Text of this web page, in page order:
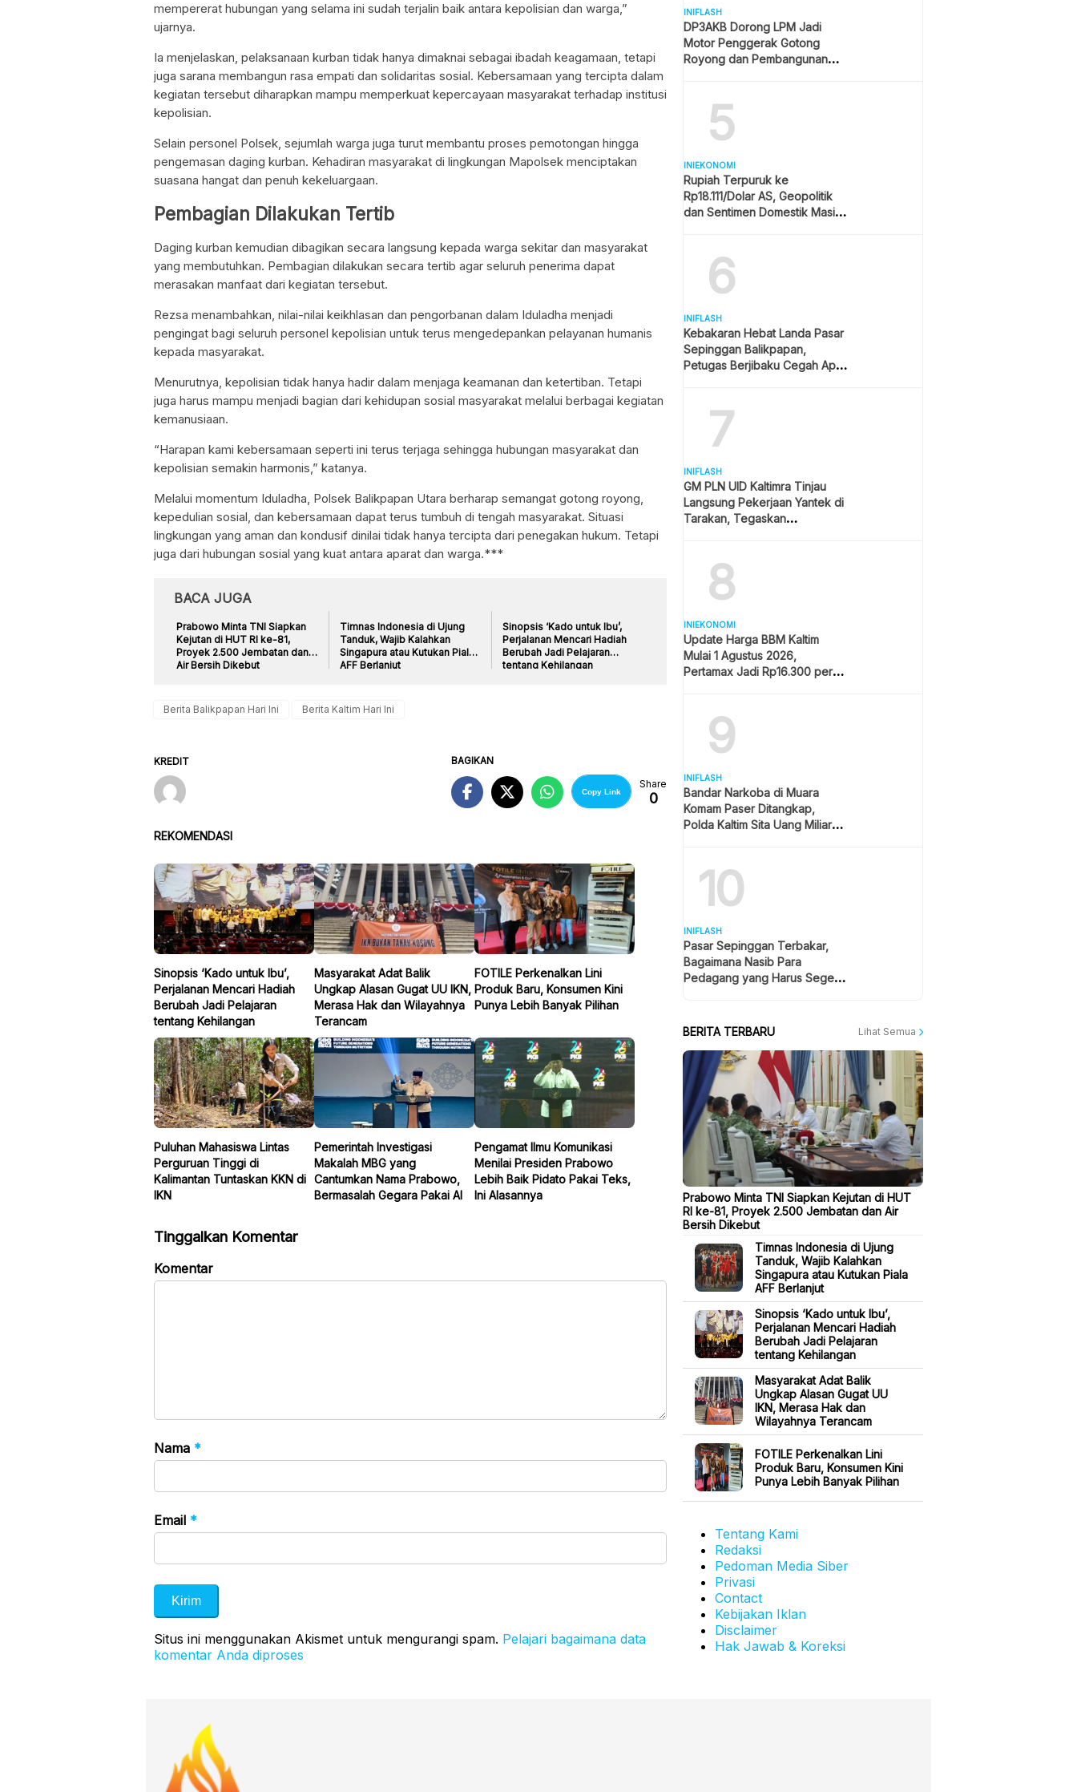
mempererat hubungan yang selama ini sudah terjalin baik antara kepolisian dan warga,”
ujarnya.
Ia menjelaskan, pelaksanaan kurban tidak hanya dimaknai sebagai ibadah keagamaan, tetapi
juga sarana membangun rasa empati dan solidaritas sosial. Kebersamaan yang tercipta dalam
kegiatan tersebut diharapkan mampu memperkuat kepercayaan masyarakat terhadap institusi
kepolisian.
Selain personel Polsek, sejumlah warga juga turut membantu proses pemotongan hingga
pengemasan daging kurban. Kehadiran masyarakat di lingkungan Mapolsek menciptakan
suasana hangat dan penuh kekeluargaan.
Pembagian Dilakukan Tertib
Daging kurban kemudian dibagikan secara langsung kepada warga sekitar dan masyarakat
yang membutuhkan. Pembagian dilakukan secara tertib agar seluruh penerima dapat
merasakan manfaat dari kegiatan tersebut.
Rezsa menambahkan, nilai-nilai keikhlasan dan pengorbanan dalam Iduladha menjadi
pengingat bagi seluruh personel kepolisian untuk terus mengedepankan pelayanan humanis
kepada masyarakat.
Menurutnya, kepolisian tidak hanya hadir dalam menjaga keamanan dan ketertiban. Tetapi
juga harus mampu menjadi bagian dari kehidupan sosial masyarakat melalui berbagai kegiatan
kemanusiaan.
“Harapan kami kebersamaan seperti ini terus terjaga sehingga hubungan masyarakat dan
kepolisian semakin harmonis,” katanya.
Melalui momentum Iduladha, Polsek Balikpapan Utara berharap semangat gotong royong,
kepedulian sosial, dan kebersamaan dapat terus tumbuh di tengah masyarakat. Situasi
lingkungan yang aman dan kondusif dinilai tidak hanya tercipta dari penegakan hukum. Tetapi
juga dari hubungan sosial yang kuat antara aparat dan warga.***
BACA JUGA
Prabowo Minta TNI Siapkan
Kejutan di HUT RI ke-81,
Proyek 2.500 Jembatan dan
Air Bersih Dikebut
Timnas Indonesia di Ujung
Tanduk, Wajib Kalahkan
Singapura atau Kutukan Piala
AFF Berlanjut
Sinopsis ‘Kado untuk Ibu’,
Perjalanan Mencari Hadiah
Berubah Jadi Pelajaran
tentang Kehilangan
Berita Balikpapan Hari Ini Berita Kaltim Hari Ini
KREDIT BAGIKAN
Copy Link
Share
0
REKOMENDASI
Sinopsis ‘Kado untuk Ibu’,
Perjalanan Mencari Hadiah
Berubah Jadi Pelajaran
tentang Kehilangan
Masyarakat Adat Balik
Ungkap Alasan Gugat UU IKN,
Merasa Hak dan Wilayahnya
Terancam
FOTILE Perkenalkan Lini
Produk Baru, Konsumen Kini
Punya Lebih Banyak Pilihan
Puluhan Mahasiswa Lintas
Perguruan Tinggi di
Kalimantan Tuntaskan KKN di
IKN
Pemerintah Investigasi
Makalah MBG yang
Cantumkan Nama Prabowo,
Bermasalah Gegara Pakai AI
Pengamat Ilmu Komunikasi
Menilai Presiden Prabowo
Lebih Baik Pidato Pakai Teks,
Ini Alasannya
Tinggalkan Komentar
Komentar
Nama *
Email *
Situs ini menggunakan Akismet untuk mengurangi spam. Pelajari bagaimana data
komentar Anda diproses
INIFLASH
DP3AKB Dorong LPM Jadi
Motor Penggerak Gotong
Royong dan Pembangunan
5
INIEKONOMI
Rupiah Terpuruk ke
Rp18.111/Dolar AS, Geopolitik
dan Sentimen Domestik Masih
6
INIFLASH
Kebakaran Hebat Landa Pasar
Sepinggan Balikpapan,
Petugas Berjibaku Cegah Api
7
INIFLASH
GM PLN UID Kaltimra Tinjau
Langsung Pekerjaan Yantek di
Tarakan, Tegaskan
8
INIEKONOMI
Update Harga BBM Kaltim
Mulai 1 Agustus 2026,
Pertamax Jadi Rp16.300 per
9
INIFLASH
Bandar Narkoba di Muara
Komam Paser Ditangkap,
Polda Kaltim Sita Uang Miliaran
10
INIFLASH
Pasar Sepinggan Terbakar,
Bagaimana Nasib Para
Pedagang yang Harus Segera
BERITA TERBARU Lihat Semua
Prabowo Minta TNI Siapkan Kejutan di HUT
RI ke-81, Proyek 2.500 Jembatan dan Air
Bersih Dikebut
Timnas Indonesia di Ujung
Tanduk, Wajib Kalahkan
Singapura atau Kutukan Piala
AFF Berlanjut
Sinopsis ‘Kado untuk Ibu’,
Perjalanan Mencari Hadiah
Berubah Jadi Pelajaran
tentang Kehilangan
Masyarakat Adat Balik
Ungkap Alasan Gugat UU
IKN, Merasa Hak dan
Wilayahnya Terancam
FOTILE Perkenalkan Lini
Produk Baru, Konsumen Kini
Punya Lebih Banyak Pilihan
Tentang Kami
Redaksi
Pedoman Media Siber
Privasi
Contact
Kebijakan Iklan
Disclaimer
Hak Jawab & Koreksi